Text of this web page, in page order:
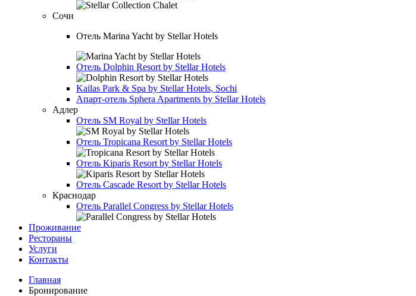
Сочи
Отель Marina Yacht by Stellar Hotels
Отель Dolphin Resort by Stellar Hotels
Kailas Park & Spa by Stellar Hotels, Sochi
Апарт-отель Sphera Apartments by Stellar Hotels
Адлер
Отель SM Royal by Stellar Hotels
Отель Tropicana Resort by Stellar Hotels
Отель Kiparis Resort by Stellar Hotels
Отель Cascade Resort by Stellar Hotels
Краснодар
Отель Parallel Congress by Stellar Hotels
Проживание
Рестораны
Услуги
Контакты
Главная
Бронирование